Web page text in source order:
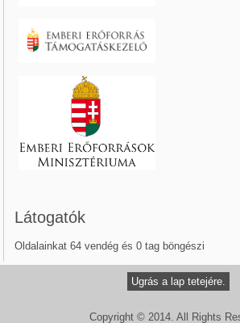
Látogatók
Oldalainkat 64 vendég és 0 tag böngészi
Ugrás a lap tetejére.
Copyright © 2014. All Rights